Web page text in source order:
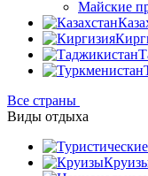
Майские
Все страны
Виды отдыха